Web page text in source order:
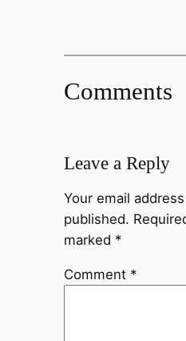
Comments
Leave a Reply
Your email
published.
marked *
Comment *